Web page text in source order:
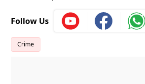
Follow Us
Crime